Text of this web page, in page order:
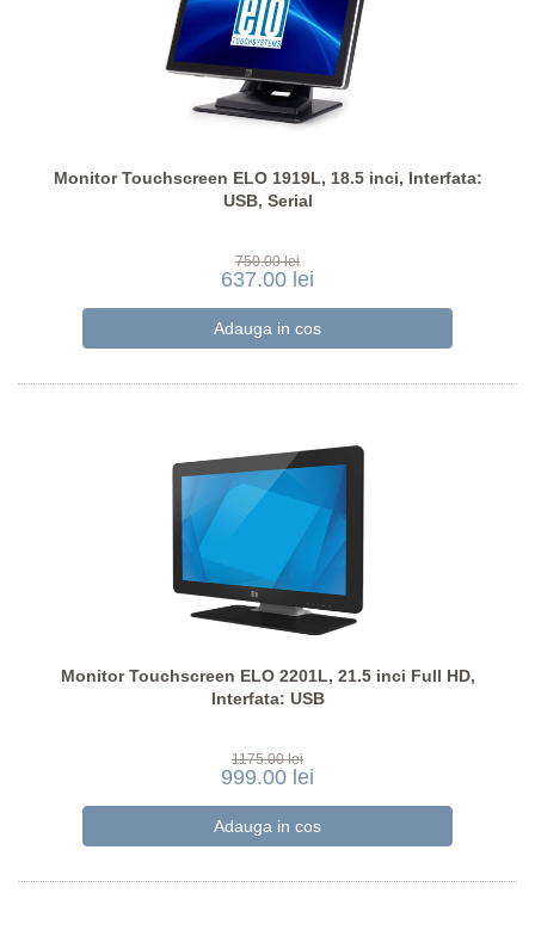
Monitor Touchscreen ELO 1919L, 18.5 inci, Interfata:
USB, Serial
750.00 lei
637.00 lei
Monitor Touchscreen ELO 2201L, 21.5 inci Full HD,
Interfata: USB
1175.00 lei
999.00 lei